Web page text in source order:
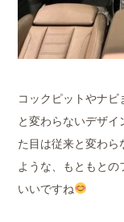
コックピットやナ
と変わらないデザ
た目は従来と変わら
ような、もともとの
いいですね